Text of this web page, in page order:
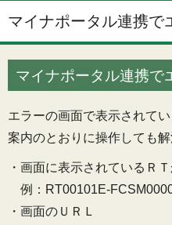
マイナポータル連携で
マイナポータル連携で
エラーの画面で表示されて
案内のとおりに操作しても
・画面に表示されているＲ
例：RT00101E-
・画面のＵＲＬ